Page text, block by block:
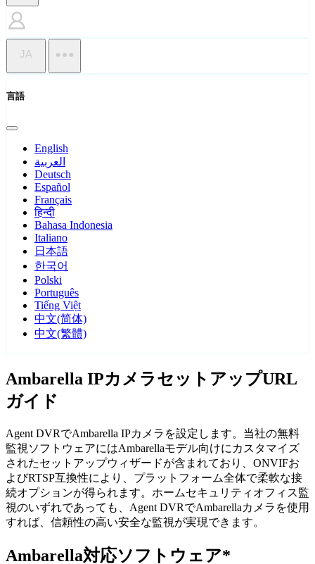
JA
言語
English
العربية
Deutsch
Español
Français
हिन्दी
Bahasa Indonesia
Italiano
日本語
한국어
Polski
Português
Tiếng Việt
中文(简体)
中文(繁體)
Ambarella IPカメラセットアップURL
ガイド
Agent DVRでAmbarella IPカメラを設定します。当社の無料
監視ソフトウェアにはAmbarellaモデル向けにカスタマイズ
されたセットアップウィザードが含まれており、ONVIFお
よびRTSP互換性により、プラットフォーム全体で柔軟な接
続オプションが得られます。ホームセキュリティオフィス監
視のいずれであっても、Agent DVRでAmbarellaカメラを使用
すれば、信頼性の高い安全な監視が実現できます。
Ambarella対応ソフトウェア*